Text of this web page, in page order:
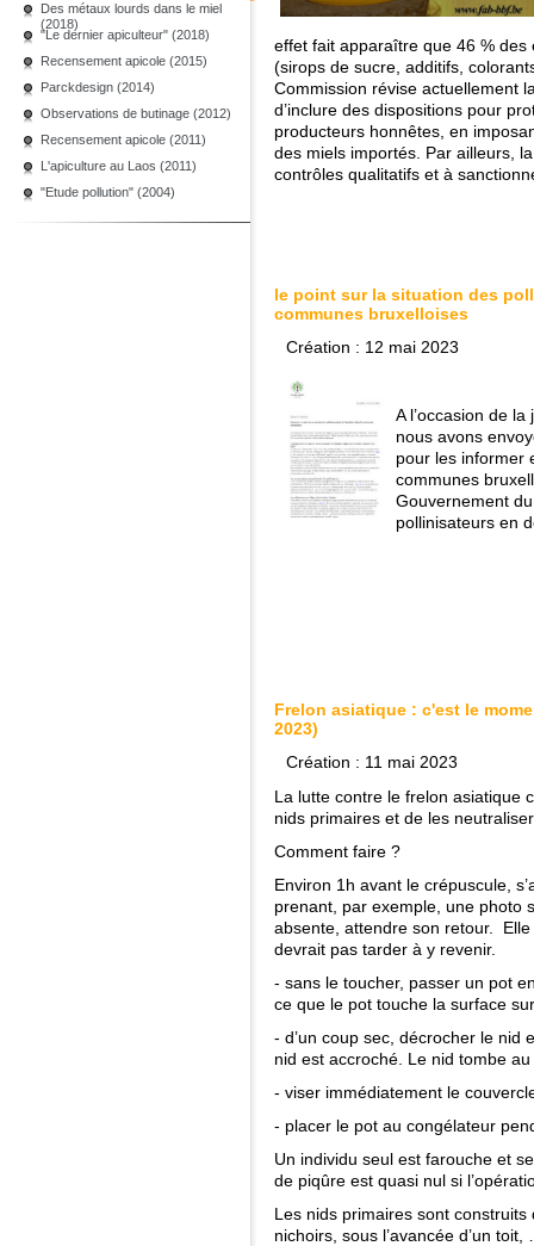
Des métaux lourds dans le miel
(2018)
"Le dernier apiculteur" (2018)
Recensement apicole (2015)
Parckdesign (2014)
Observations de butinage (2012)
Recensement apicole (2011)
L'apiculture au Laos (2011)
"Etude pollution" (2004)
effet fait apparaître que 46 %
(sirops de sucre, additifs,
Commission révise actuellement
d’inclure des dispositions pour
producteurs honnêtes, en
des miels importés. Par ailleurs,
contrôles qualitatifs et à
le point sur la situation des
communes bruxelloises
Création : 12 mai 2023
A l’occasion de
nous avons
pour les informer
communes
Gouvernement
pollinisateurs en
Frelon asiatique : c'est le
2023)
Création : 11 mai 2023
La lutte contre le frelon asiatique
nids primaires et de les
Comment faire ?
Environ 1h avant le crépuscule,
prenant, par exemple, une photo
absente, attendre son retour.
devrait pas tarder à y revenir.
- sans le toucher, passer un pot
ce que le pot touche la surface
- d’un coup sec, décrocher le nid
nid est accroché. Le nid tombe
- viser immédiatement le
- placer le pot au congélateur
Un individu seul est farouche et
de piqûre est quasi nul si
Les nids primaires sont
nichoirs, sous l’avancée d’un